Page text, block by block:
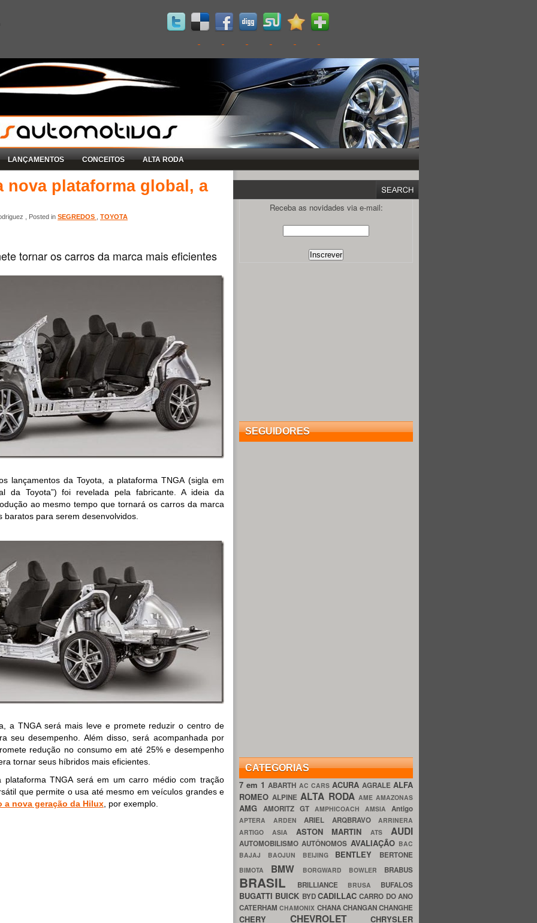
LANÇAMENTOS CONCEITOS ALTA RODA
nova plataforma global, a
, Posted in SEGREDOS TOYOTA
tornar os carros da marca mais eficientes
lançamentos da Toyota, a plataforma TNGA (sigla em
da Toyota”) foi revelada pela fabricante. A ideia da
ao mesmo tempo que tornará os carros da marca
para serem desenvolvidos.
a TNGA será mais leve e promete reduzir o centro de
seu desempenho. Além disso, será acompanhada por
redução no consumo em até 25% e desempenho
tornar seus híbridos mais eficientes.
TNGA será em um carro médio com tração
que permite o usa até mesmo em veículos grandes e
a nova geração da Hilux , por exemplo.
Receba as novidades via e-mail:
SEGUIDORES
CATEGORIAS
7 em 1ABARTH AC CARS ACURA AGRALE ALFA
ROMEOALPINEALTA RODA AME AMAZONAS
AMG AMORITZ GT AMPHICOACH AMSIA Antigo
APTERA ARDEN ARIEL ARQBRAVO ARRINERA
ARTIGO ASIA ASTON MARTINATS AUDI
AUTOMOBILISMOAUTÔNOMOS AVALIAÇÃO BAC
BAJAJ BAOJUN BEIJING BENTLEY BERTONE
BIMOTA BMW BORGWARD BOWLER BRABUS
BRASIL BRILLIANCE BRUSA BUFALOS
BUGATTI BUICK BYDCADILLACCARRO DO ANO
CATERHAMCHAMONIX CHANACHANGANCHANGHE
CHERY CHEVROLET CHRYSLER